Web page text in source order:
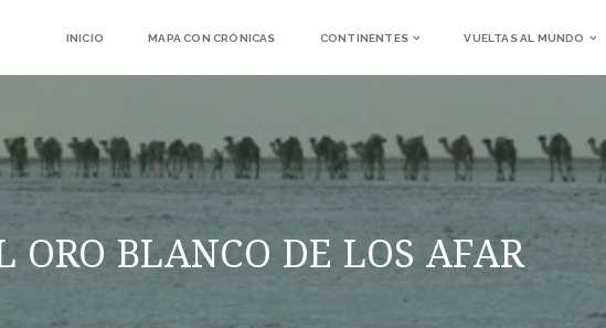
INICIO MAPA CON CRÓNICAS CONTINENTES VUELTAS AL MUNDO
ORO BLANCO DE LOS AFAR